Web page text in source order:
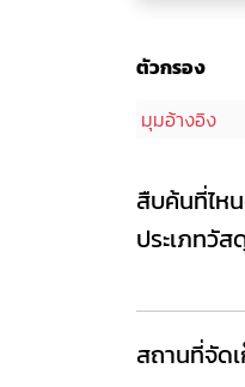
ตัวกรอง
มุมอ้างอิง
สืบค้นที่ไห
ประเภทวัส
สถานที่จัด